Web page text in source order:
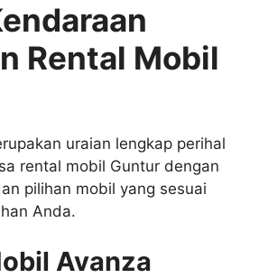
Rental Mobil
uraian lengkap perihal
rental mobil Guntur dengan
pilihan mobil yang sesuai
Anda.
Avanza